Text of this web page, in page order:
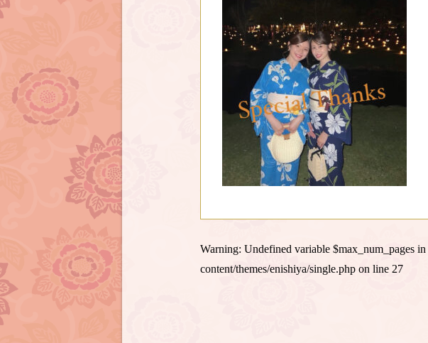
Warning: Undefined variable $max_num_pages in
content/themes/enishiya/single.php on line 27